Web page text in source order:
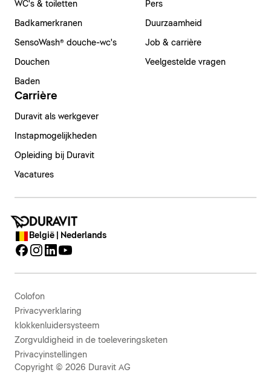
WC's & toiletten
Badkamerkranen
SensoWash® douche-wc's
Douchen
Baden
Pers
Duurzaamheid
Job & carrière
Veelgestelde vragen
Carrière
Duravit als werkgever
Instapmogelijkheden
Opleiding bij Duravit
Vacatures
België | Nederlands
Colofon
Privacyverklaring
klokkenluidersysteem
Zorgvuldigheid in de toeleveringsketen
Privacyinstellingen
Copyright © 2026 Duravit AG